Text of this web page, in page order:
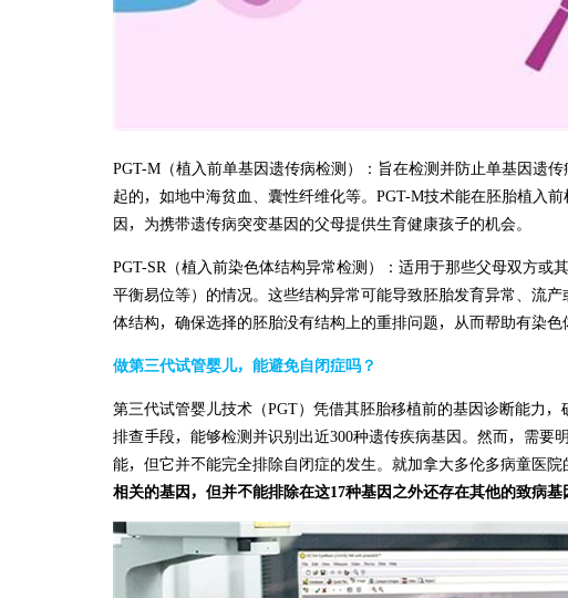
PGT-M（植入前单基因遗传病检测）：旨在检测并防止单基因遗
起的，如地中海贫血、囊性纤维化等。PGT-M技术能在胚胎植入
因，为携带遗传病突变基因的父母提供生育健康孩子的机会。
PGT-SR（植入前染色体结构异常检测）：适用于那些父母双方或
平衡易位等）的情况。这些结构异常可能导致胚胎发育异常、流
体结构，确保选择的胚胎没有结构上的重排问题，从而帮助有染色
做第三代试管婴儿，能避免自闭症吗？
第三代试管婴儿技术（PGT）凭借其胚胎移植前的基因诊断能力
排查手段，能够检测并识别出近300种遗传疾病基因。然而，需要
能，但它并不能完全排除自闭症的发生。就加拿大多伦多病童医院
相关的基因，但并不能排除在这17种基因之外还存在其他的致病基